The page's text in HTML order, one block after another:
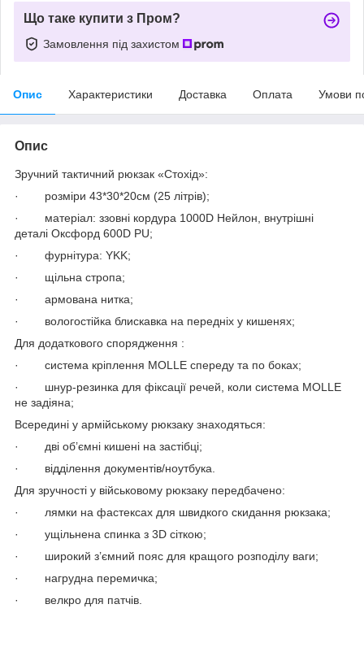
Що таке купити з Пром?
Замовлення під захистом
Опис Характеристики Доставка Оплата Умови
Опис
Зручний тактичний рюкзак «Стохід»:
· розміри 43*30*20см (25 літрів);
· матеріал: ззовні кордура 1000D Нейлон, внутрішні
деталі Оксфорд 600D PU;
· фурнітура: YKK;
· щільна стропа;
· армована нитка;
· вологостійка блискавка на передніх у кишенях;
Для додаткового спорядження :
· система кріплення MOLLE спереду та по боках;
· шнур-резинка для фіксації речей, коли система MOLLE
не задіяна;
Всередині у армійському рюкзаку знаходяться:
· дві об’ємні кишені на застібці;
· відділення документів/ноутбука.
Для зручності у військовому рюкзаку передбачено:
· лямки на фастексах для швидкого скидання рюкзака;
· ущільнена спинка з 3D сіткою;
· широкий з’ємний пояс для кращого розподілу ваги;
· нагрудна перемичка;
· велкро для патчів.